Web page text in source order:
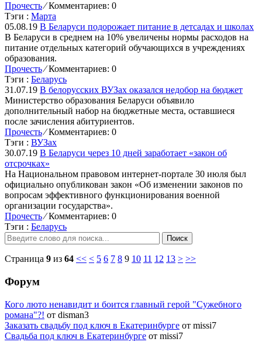
Прочесть ⁄Комментариев: 0
Тэги : Марта
05.08.19 В Беларуси подорожает питание в детсадах и школах
В Беларуси в среднем на 10% увеличены нормы расходов на
питание отдельных категорий обучающихся в учреждениях
образования.
Прочесть ⁄Комментариев: 0
Тэги : Беларусь
31.07.19 В белорусских ВУЗах оказался недобор на бюджет
Министерство образования Беларуси объявило
дополнительный набор на бюджетные места, оставшиеся
после зачисления абитуриентов.
Прочесть ⁄Комментариев: 0
Тэги : ВУЗах
30.07.19 В Беларуси через 10 дней заработает «закон об
отсрочках»
На Национальном правовом интернет-портале 30 июля был
официально опубликован закон «Об изменении законов по
вопросам эффективного функционирования военной
организации государства».
Прочесть ⁄Комментариев: 0
Тэги : Беларусь
Поиск
Страница 9 из 64 << < 5 6 7 8 9 10 11 12 13 > >>
Форум
Кого люто ненавидит и боится главный герой "Сужебного
романа"?! от disman3
Заказать свадьбу под ключ в Екатеринбурге от missi7
Cвадьба под ключ в Екатеринбурге от missi7